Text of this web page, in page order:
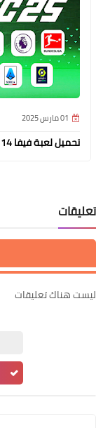
01 مارس 2025
تحميل لعبة فيفا 14 مود 25 بدون نت للاندرويد من ميديا فاير
تعليقات
ليست هناك تعليقات